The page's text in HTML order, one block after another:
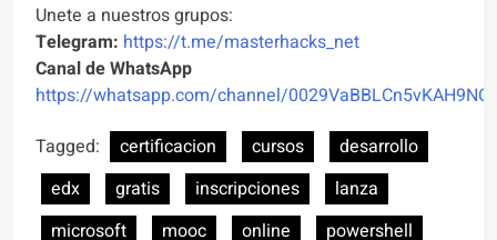
Unete a nuestros grupos:
Telegram: https://t.me/masterhacks_net
Canal de WhatsApp
https://whatsapp.com/channel/
Tagged:
certificacion cursos
desarrollo
edx
gratis inscripciones
lanza
microsoft
mooc online powershell